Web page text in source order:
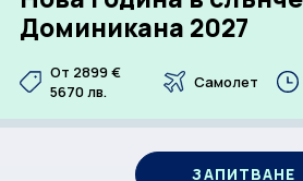
CORPORATE
BULGARIA
Доминикана 2027
От 2899€
5670лв. Самолет
ЗАПИТВАНЕ